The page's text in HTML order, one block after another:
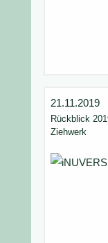
21.11.2019
Rückblick
Ziehwerk